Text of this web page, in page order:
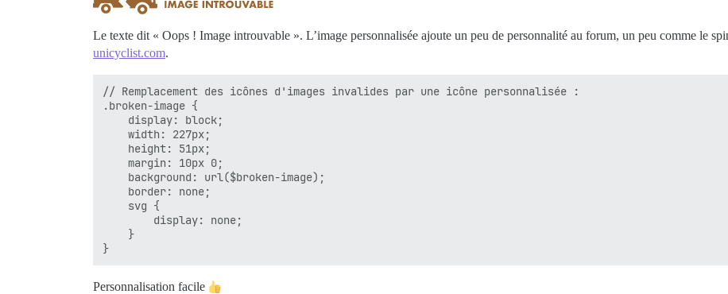
Le texte dit « Oops ! Image introuvable ». L’image personnalisée ajoute un peu de personnalité au forum, un peu comme le
unicyclist.com.
// Remplacement des icônes d'images invalides par une icône personnalisée :
.broken-image {
    display: block;
    width: 227px;
    height: 51px;
    margin: 10px 0;
    background: url($broken-image);
    border: none;
    svg {
        display: none;
    }
Personnalisation facile